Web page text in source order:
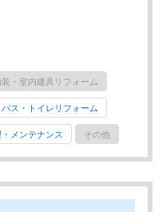
装・室内建具リフォーム
ス・トイレリフォーム
メンテナンス その他